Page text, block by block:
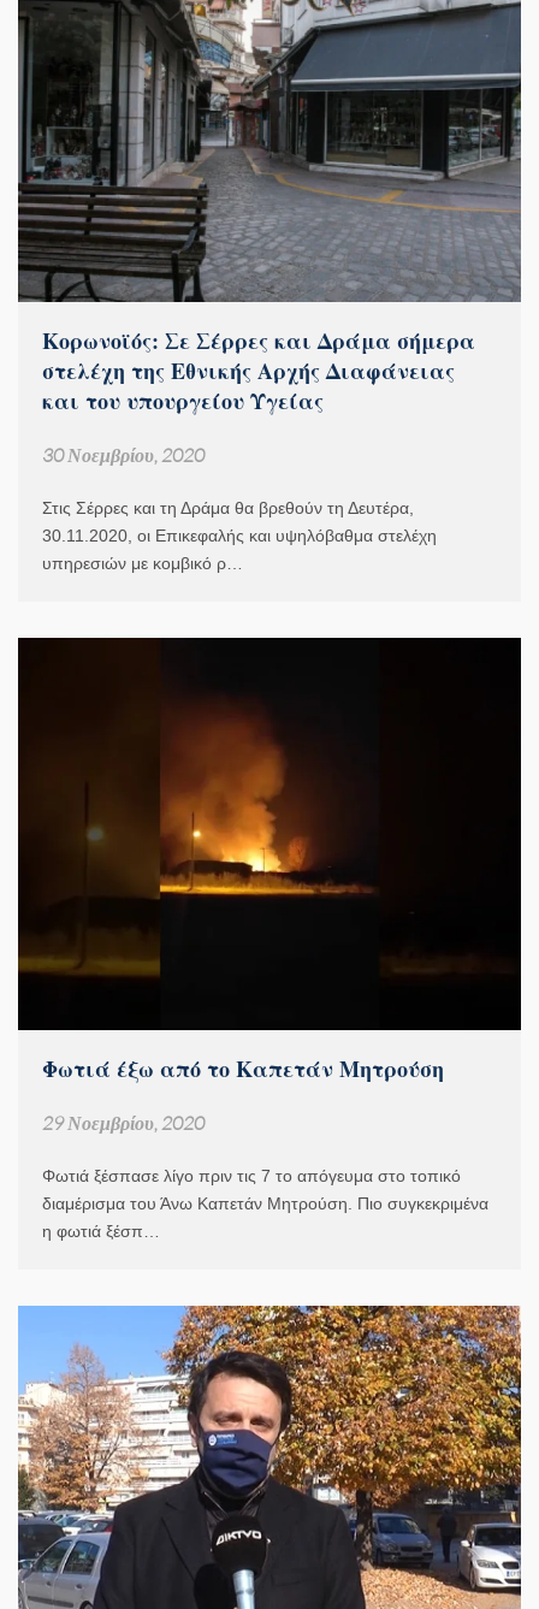
Κορωνοϊός: Σε Σέρρες και Δράμα σήμερα
στελέχη της Εθνικής Αρχής Διαφάνειας
και του υπουργείου Υγείας
30 Νοεμβρίου, 2020
Στις Σέρρες και τη Δράμα θα βρεθούν τη Δευτέρα,
30.11.2020, οι Επικεφαλής και υψηλόβαθμα στελέχη
υπηρεσιών με κομβικό ρ…
Φωτιά έξω από το Καπετάν Μητρούση
29 Νοεμβρίου, 2020
Φωτιά ξέσπασε λίγο πριν τις 7 το απόγευμα στο τοπικό
διαμέρισμα του Άνω Καπετάν Μητρούση. Πιο συγκεκριμένα
η φωτιά ξέσπ…